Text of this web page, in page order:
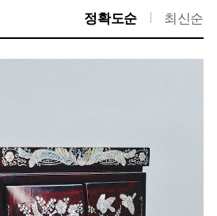
정확도순 최신순